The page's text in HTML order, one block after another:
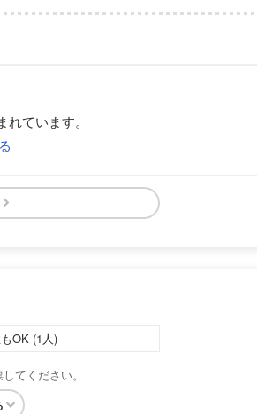
ています。
OK (1人)
てください。